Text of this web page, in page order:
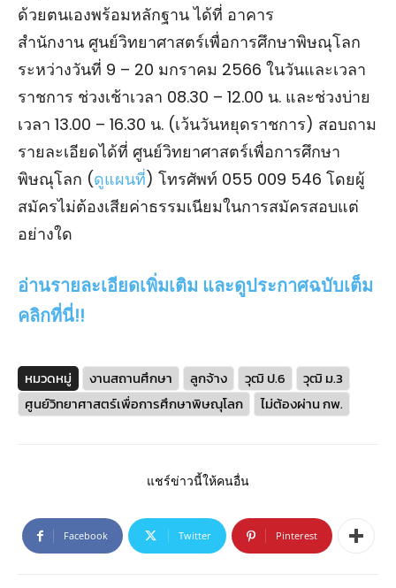
ด้วยตนเองพร้อมหลักฐาน ได้ที่ อาคาร
สํานักงาน ศูนย์วิทยาศาสตร์เพื่อการศึกษาพิษณุโลก
ระหว่างวันที่ 9 – 20 มกราคม 2566 ในวันและเวลา
ราชการ ช่วงเช้าเวลา 08.30 – 12.00 น. และช่วงบ่าย
เวลา 13.00 – 16.30 น. (เว้นวันหยุดราชการ) สอบถาม
รายละเอียดได้ที่ ศูนย์วิทยาศาสตร์เพื่อการศึกษา
พิษณุโลก (ดูแผนที่) โทรศัพท์ 055 009 546 โดยผู้
สมัครไม่ต้องเสียค่าธรรมเนียมในการสมัครสอบแต่
อย่างใด
อ่านรายละเอียดเพิ่มเติม และดูประกาศฉบับเต็ม
คลิกที่นี่!!
หมวดหมู่ งานสถานศึกษา ลูกจ้าง วุฒิ ป.6
วุฒิ ม.3
ศูนย์วิทยาศาสตร์เพื่อการศึกษาพิษณุโลก
ไม่ต้องผ่าน กพ.
แชร์ข่าวนี้ให้คนอื่น
Facebook Twitter Pinterest